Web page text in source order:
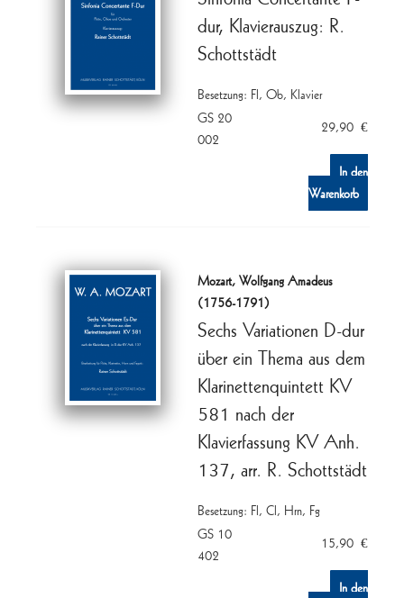
dur, Klavierauszug: R.
Schottstädt
Besetzung: Fl, Ob, Klavier
GS 20
002
29,90 €
In den
Warenkorb
Mozart, Wolfgang Amadeus
(1756-1791)
Sechs Variationen D-dur
über ein Thema aus dem
Klarinettenquintett KV
581 nach der
Klavierfassung KV Anh.
137, arr. R. Schottstädt
Besetzung: Fl, Cl, Hrn, Fg
GS 10
402
15,90 €
In den